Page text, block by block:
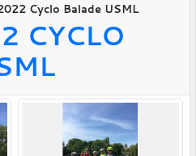
Cyclo Balade USML
CYCLO